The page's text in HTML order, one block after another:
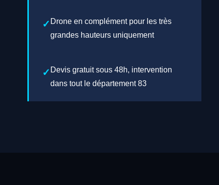
Drone en complément pour les très
grandes hauteurs uniquement
Devis gratuit sous 48h, intervention
dans tout le département 83